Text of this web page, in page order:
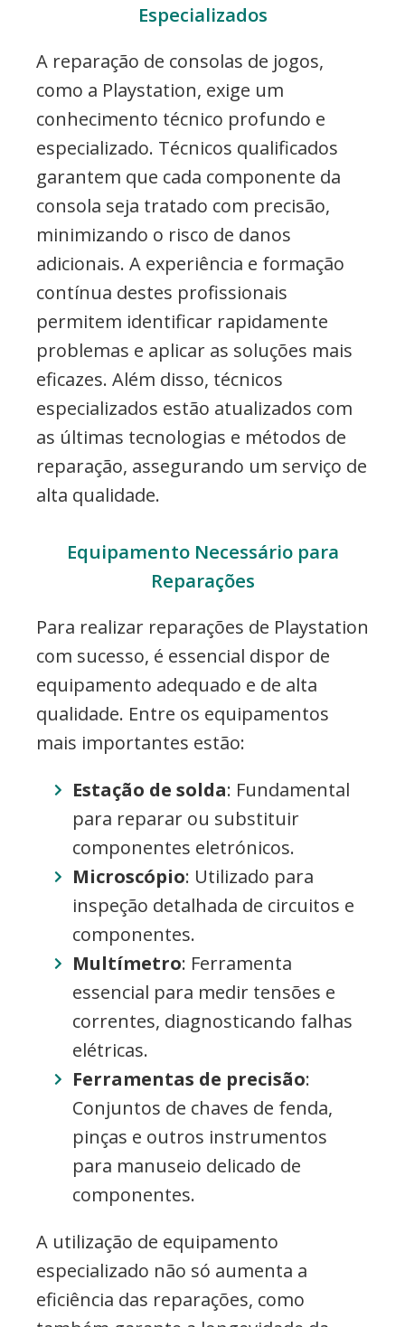
Especializados
A reparação de consolas de jogos,
como a Playstation, exige um
conhecimento técnico profundo e
especializado. Técnicos qualificados
garantem que cada componente da
consola seja tratado com precisão,
minimizando o risco de danos
adicionais. A experiência e formação
contínua destes profissionais
permitem identificar rapidamente
problemas e aplicar as soluções mais
eficazes. Além disso, técnicos
especializados estão atualizados com
as últimas tecnologias e métodos de
reparação, assegurando um serviço de
alta qualidade.
Equipamento Necessário para
Reparações
Para realizar reparações de Playstation
com sucesso, é essencial dispor de
equipamento adequado e de alta
qualidade. Entre os equipamentos
mais importantes estão:
Estação de solda: Fundamental
para reparar ou substituir
componentes eletrónicos.
Microscópio: Utilizado para
inspeção detalhada de circuitos e
componentes.
Multímetro: Ferramenta
essencial para medir tensões e
correntes, diagnosticando falhas
elétricas.
Ferramentas de precisão:
Conjuntos de chaves de fenda,
pinças e outros instrumentos
para manuseio delicado de
componentes.
A utilização de equipamento
especializado não só aumenta a
eficiência das reparações, como